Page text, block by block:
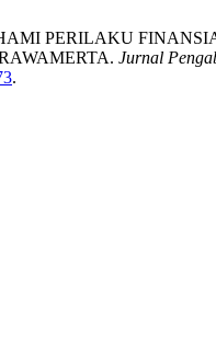
PERILAKU
Jurnal
.